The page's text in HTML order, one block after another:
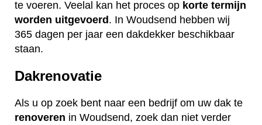
te voeren. Veelal kan het proces op korte termijn
worden uitgevoerd . In Woudsend hebben wij
365 dagen per jaar een dakdekker beschikbaar
staan.
Dakrenovatie
Als u op zoek bent naar een bedrijf om uw dak te
renoveren in Woudsend, zoek dan niet verder